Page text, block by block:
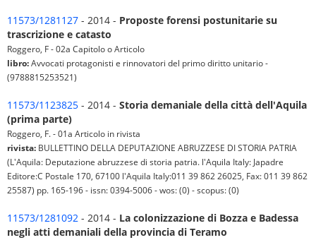
11573/1281127 - 2014 - Proposte forensi postunitarie su
trascrizione e catasto
Roggero, F - 02a Capitolo o Articolo
libro:Avvocati protagonisti e rinnovatori del primo diritto unitario -
(9788815253521)
11573/1123825 - 2014 - Storia demaniale della città dell'Aquila
(prima parte)
Roggero, F. - 01a Articolo in rivista
rivista: BULLETTINO DELLA DEPUTAZIONE ABRUZZESE DI STORIA PATRIA
(L'Aquila: Deputazione abruzzese di storia patria. l'Aquila Italy: Japadre
Editore:C Postale 170, 67100 l'Aquila Italy:011 39 862 26025, Fax: 011 39 862
25587) pp. 165-196 - issn: 0394-5006 - wos: (0) - scopus: (0)
11573/1281092 - 2014 - La colonizzazione di Bozza e Badessa
negli atti demaniali della provincia di Teramo